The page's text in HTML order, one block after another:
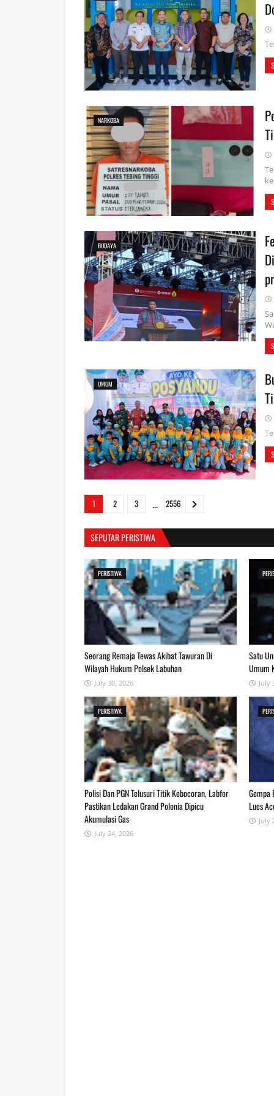
NARKOBA
BUDAYA
UMUM
1 2 3 ... 2556
SEPUTAR PERISTIWA
PERISTIWA
Seorang Remaja Tewas Akibat Tawuran Di
Wilayah Hukum Polsek Labuhan
July 30, 2026
Satu
Umum
July
PERISTIWA
Polisi Dan PGN Telusuri Titik Kebocoran, Labfor
Pastikan Ledakan Grand Polonia Dipicu
Akumulasi Gas
July 24, 2026
Gempa
Lues
July